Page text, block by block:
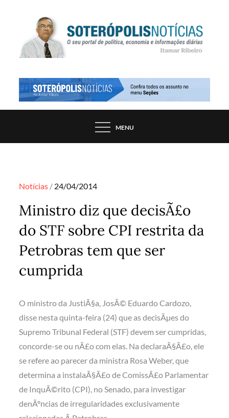
SOTERÓPOLIS NOTÍCIAS
PORTAL DE NOTÍCIAS DE SALVADOR E
MENU
Notícias Posted
24/04/2014
Ministro diz que decisÃ£o
do STF sobre CPI restrita da
Petrobras tem que ser
cumprida
O ministro da JustiÃ§a, JosÃ© Eduardo Cardozo,
disse nesta quinta-feira (24) que as decisÃµes do
Supremo Tribunal Federal (STF) devem ser cumpridas,
concorde-se ou nÃ£o com elas. Na declaraÃ§Ã£o, ele
se refere ao parecer da ministra Rosa Weber, que
determina a instalaÃ§Ã£o de ComissÃ£o Parlamentar
de InquÃ©rito (CPI), no Senado, para investigar
denÃºncias de irregularidades exclusivamente